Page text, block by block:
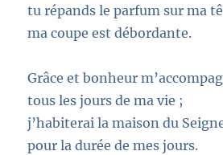
tu répands le parfum sur ma
ma coupe est débordante.
Grâce et bonheur
tous les jours de ma vie ;
j’habiterai la maison du
pour la durée de mes jours.